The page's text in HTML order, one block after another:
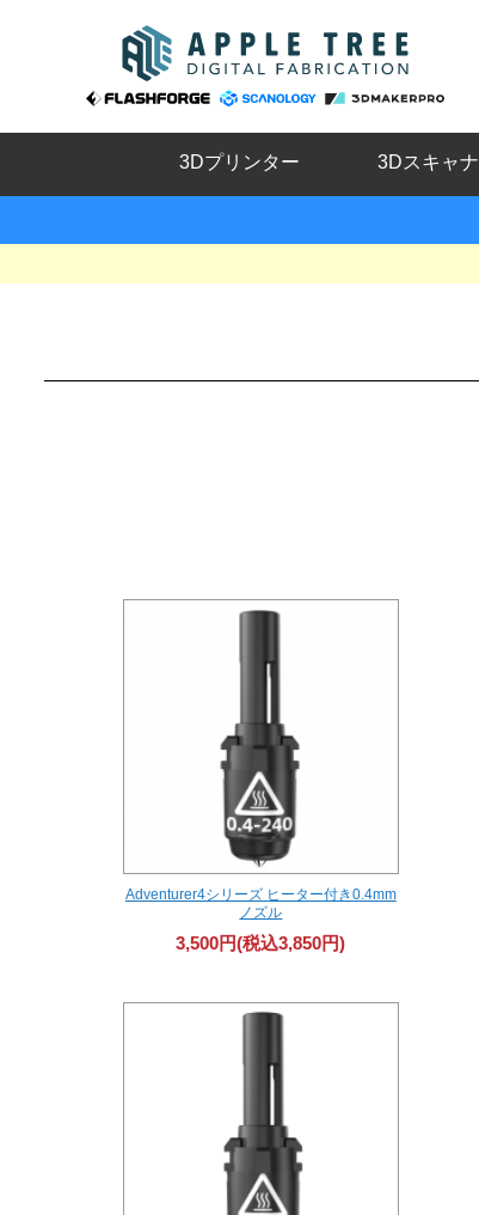
3Dプリンター 3Dスキャ
Adventurer4シリーズ ヒーター付き0.4mm
ノズル
3,500円(税込3,850円)